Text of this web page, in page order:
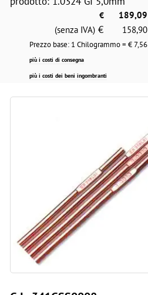
€
189,09
(senza IVA) € 158,90
Prezzo base: 1 Chilogrammo = €7,56
più i costi di consegna
più i costi dei beni ingombranti